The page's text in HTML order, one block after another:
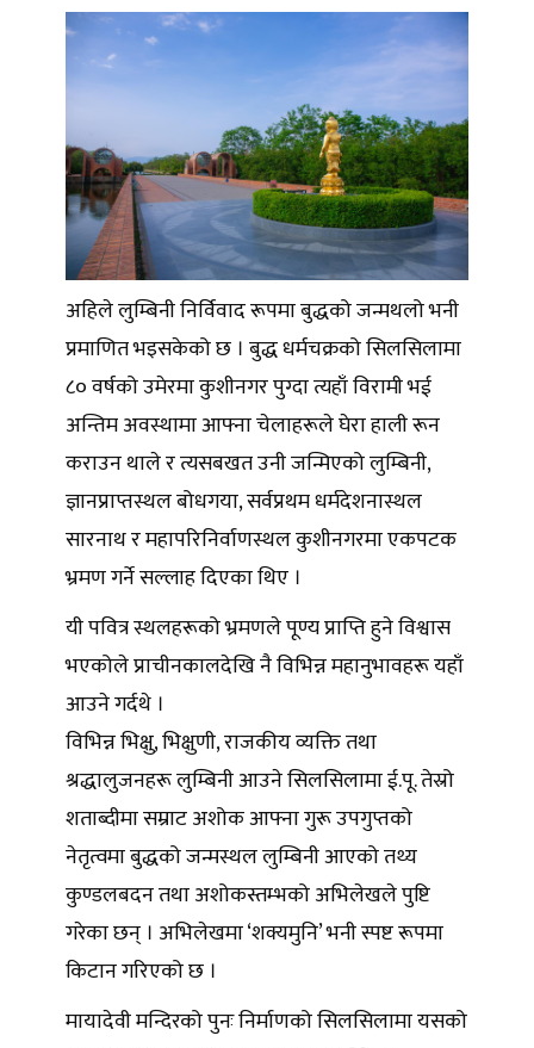
अहिले लुम्बिनी निर्विवाद रूपमा बुद्धको जन्मथलो भनी
प्रमाणित भइसकेको छ । बुद्ध धर्मचक्रको सिलसिलामा
८० वर्षको उमेरमा कुशीनगर पुग्दा त्यहाँ विरामी भई
अन्तिम अवस्थामा आफ्ना चेलाहरूले घेरा हाली रून
कराउन थाले र त्यसबखत उनी जन्मिएको लुम्बिनी,
ज्ञानप्राप्तस्थल बोधगया, सर्वप्रथम धर्मदेशनास्थल
सारनाथ र महापरिनिर्वाणस्थल कुशीनगरमा एकपटक
भ्रमण गर्ने सल्लाह दिएका थिए ।
यी पवित्र स्थलहरूको भ्रमणले पूण्य प्राप्ति हुने विश्वास
भएकोले प्राचीनकालदेखि नै विभिन्न महानुभावहरू यहाँ
आउने गर्दथे ।
विभिन्न भिक्षु, भिक्षुणी, राजकीय व्यक्ति तथा
श्रद्धालुजनहरू लुम्बिनी आउने सिलसिलामा ई.पू. तेस्रो
शताब्दीमा सम्राट अशोक आफ्ना गुरू उपगुप्तको
नेतृत्वमा बुद्धको जन्मस्थल लुम्बिनी आएको तथ्य
कुण्डलबदन तथा अशोकस्तम्भको अभिलेखले पुष्टि
गरेका छन् । अभिलेखमा ‘शक्यमुनि’ भनी स्पष्ट रूपमा
किटान गरिएको छ ।
मायादेवी मन्दिरको पुनः निर्माणको सिलसिलामा यसको